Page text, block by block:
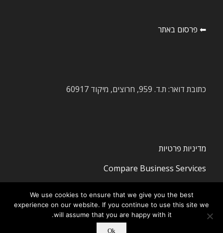
⬅ פרסום באתר
כתובת דואר: ת.ד. 959, חרוצים, מיקוד 60917
מדיניות פרטיות
Compare Business Services
We use cookies to ensure that we give you the best
experience on our website. If you continue to use this site we
will assume that you are happy with it.
Ok